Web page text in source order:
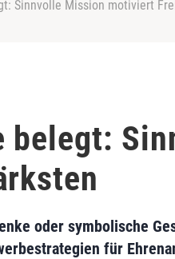
Sinnvolle Mission motiviert
belegt:
oder symbolische
für